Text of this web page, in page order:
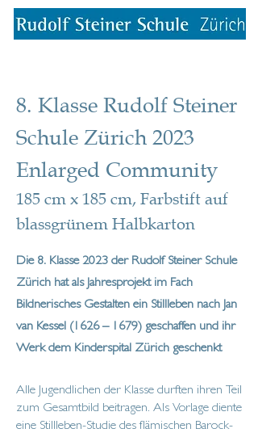
8. Klasse Rudolf Steiner
Schule Zürich 2023
Enlarged Community
185 cm x 185 cm, Farbstift auf
blassgrünem Halbkarton
Die 8. Klasse 2023 der Rudolf Steiner Schule
Zürich hat als Jahresprojekt im Fach
Bildnerisches Gestalten ein Stillleben nach Jan
van Kessel (1626 – 1679) geschaffen und ihr
Werk dem Kinderspital Zürich geschenkt
Alle Jugendlichen der Klasse durften ihren Teil
zum Gesamtbild beitragen. Als Vorlage diente
eine Stillleben-Studie des flämischen Barock-